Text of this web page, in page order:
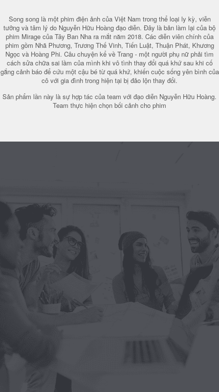
Song song là một phim điện ảnh của Việt Nam trong thể loại ly kỳ, viễn
tưởng và tâm lý do Nguyễn Hữu Hoàng đạo diễn. Đây là bản làm lại của bộ
phim Mirage của Tây Ban Nha ra mắt năm 2018. Các diễn viên chính của
phim gồm Nhã Phương, Trương Thế Vinh, Tiến Luật, Thuận Phát, Khương
Ngọc và Hoàng Phi. Câu chuyện kể về Trang - một người phụ nữ phải tìm
cách sửa chữa sai lầm của mình khi vô tình thay đổi quá khứ sau khi cố
gắng cảnh báo để cứu một cậu bé từ quá khứ, khiến cuộc sống yên bình của
cô với gia đình trong hiện tại bị đảo lộn thay đổi.
Sản phẩm lần này là sự hợp tác của team với đạo diễn Nguyễn Hữu Hoàng.
Team thực hiện chọn bối cảnh cho phim